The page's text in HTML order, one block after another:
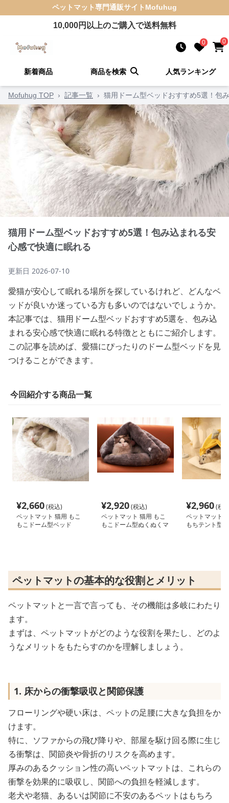
ペットマット専門通販サイト Mofuhug
10,000円以上のご購入で送料無料
0 0
新着商品 商品を検索 人気ランキング
Mofuhug TOP › 記事一覧 › 猫用ドーム型ベッドおすすめ5選！包
猫用ドーム型ベッドおすすめ5選！包み込まれる安
心感で快適に眠れる
更新日 2026-07-10
愛猫が安心して眠れる場所を探しているけれど、どんなベ
ッドが良いか迷っている方も多いのではないでしょうか。
本記事では、猫用ドーム型ベッドおすすめ5選を、包み込
まれる安心感で快適に眠れる特徴とともにご紹介します。
この記事を読めば、愛猫にぴったりのドーム型ベッドを見
つけることができます。
今回紹介する商品一覧
¥2,660(税込)
ペットマット 猫用 もこ
もこドーム型ベッド
¥2,920(税込)
ペットマット 猫用 もこ
もこドーム型ぬくぬくマ
¥2,960(税
ペットマット
もちテント型
ペットマットの基本的な役割とメリット
ペットマットと一言で言っても、その機能は多岐にわたり
ます。
まずは、ペットマットがどのような役割を果たし、どのよ
うなメリットをもたらすのかを理解しましょう。
1. 床からの衝撃吸収と関節保護
フローリングや硬い床は、ペットの足腰に大きな負担をか
けます。
特に、ソファからの飛び降りや、部屋を駆け回る際に生じ
る衝撃は、関節炎や骨折のリスクを高めます。
厚みのあるクッション性の高いペットマットは、これらの
衝撃を効果的に吸収し、関節への負担を軽減します。
老犬や老猫、あるいは関節に不安のあるペットはもちろ